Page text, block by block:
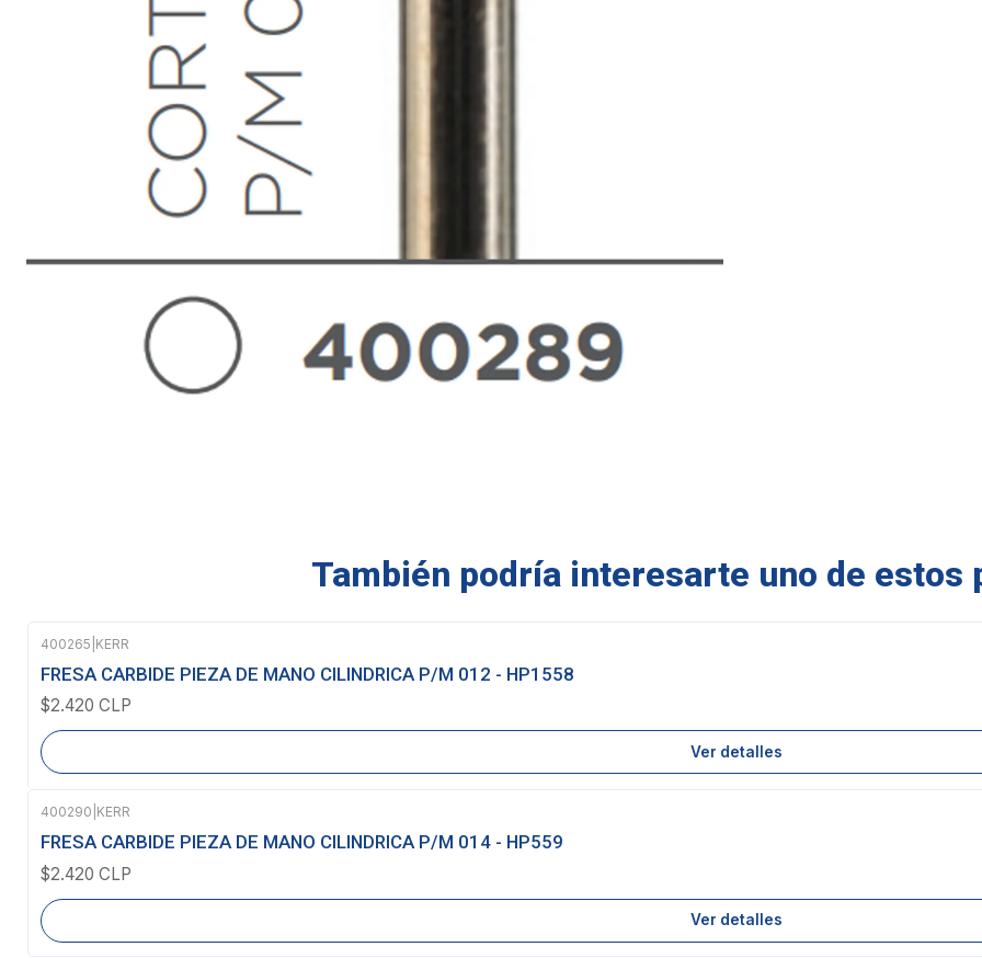
También podría interesarte uno de estos
Agotado
400265 KERR
FRESA CARBIDE PIEZA DE MANO CILINDRICA P/M 012 - HP1558
$2.420 CLP
Ver detalles
Agotado
400290 KERR
FRESA CARBIDE PIEZA DE MANO CILINDRICA P/M 014 - HP559
$2.420 CLP
Ver detalles